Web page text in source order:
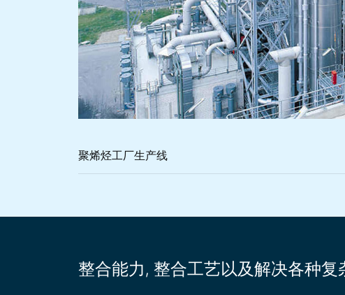
聚烯烃工厂生产线
整合能力, 整合工艺以及解决各种复